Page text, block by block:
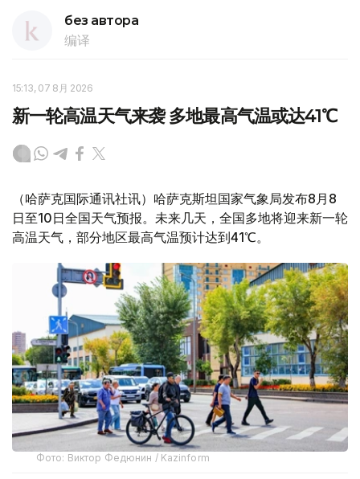
без автора
编译
15:13, 07 8月 2026
新一轮高温天气来袭 多地最高气温或达41℃
（哈萨克国际通讯社讯）哈萨克斯坦国家气象局发布8月8
日至10日全国天气预报。未来几天，全国多地将迎来新一轮
高温天气，部分地区最高气温预计达到41℃。
Фото: Виктор Федюнин / Kazinform